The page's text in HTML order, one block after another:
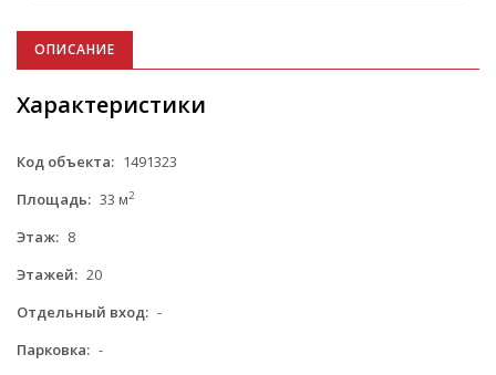
ОПИСАНИЕ
Характеристики
Код объекта: 1491323
Площадь: 33 м2
Этаж: 8
Этажей: 20
Отдельный вход: -
Парковка: -